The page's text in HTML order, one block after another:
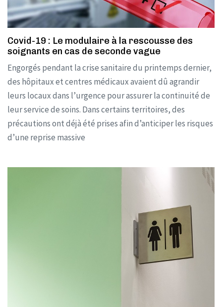
Covid-19 : Le modulaire à la rescousse des
soignants en cas de seconde vague
Engorgés pendant la crise sanitaire du printemps dernier,
des hôpitaux et centres médicaux avaient dû agrandir
leurs locaux dans l’urgence pour assurer la continuité de
leur service de soins. Dans certains territoires, des
précautions ont déjà été prises afin d’anticiper les risques
d’une reprise massive